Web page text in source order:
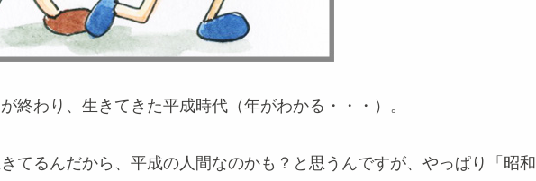
終わり、生きてきた平成時代（年がわかる・・・）。
てるんだから、平成の人間なのかも？と思うんですが、やっぱり「昭和